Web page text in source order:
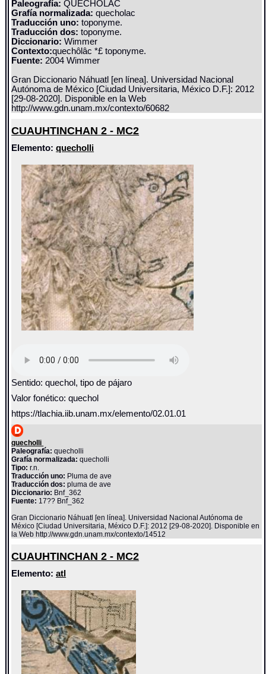
Paleografía: QUECHOLAC
Grafía normalizada: quecholac
Traducción uno: toponyme.
Traducción dos: toponyme.
Diccionario:Wimmer
Contexto:quechôlâc *£ toponyme.
Fuente: 2004 Wimmer
Gran Diccionario Náhuatl [en línea]. Universidad Nacional
Autónoma de México [Ciudad Universitaria, México D.F.]: 2012
[29-08-2020]. Disponible en la Web
http://www.gdn.unam.mx/contexto/60682
CUAUHTINCHAN 2 - MC2
Elemento:quecholli
Sentido: quechol, tipo de pájaro
Valor fonético: quechol
https://tlachia.iib.unam.mx/elemento/02.01.01
quecholli
Paleografía: quecholli
Grafía normalizada: quecholli
Tipo: r.n.
Traducción uno: Pluma de ave
Traducción dos: pluma de ave
Diccionario: Bnf_362
Fuente: 17?? Bnf_362
Gran Diccionario Náhuatl [en línea]. Universidad Nacional Autónoma de
México [Ciudad Universitaria, México D.F.]: 2012 [29-08-2020]. Disponible en
la Web http://www.gdn.unam.mx/contexto/14512
CUAUHTINCHAN 2 - MC2
Elemento:atl